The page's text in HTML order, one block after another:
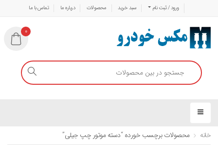
ورود / ثبت نام سبد خرید محصولات درباره ما تماس با ما
0
خانه محصولات برچسب خورده “دسته موتور چپ جیلی”